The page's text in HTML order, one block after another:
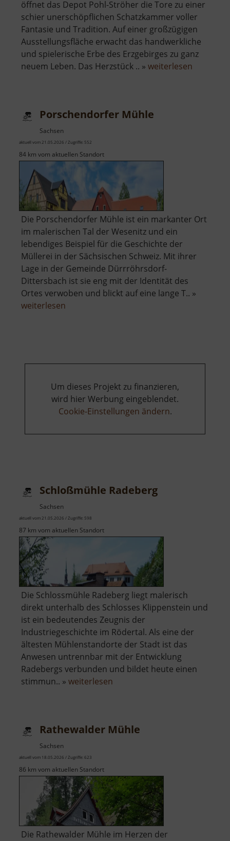
öffnet das Depot Pohl-Ströher die Tore zu einer
schier unerschöpflichen Schatzkammer voller
Fantasie und Tradition. Auf einer großzügigen
Ausstellungsfläche erwacht das handwerkliche
und spielerische Erbe des Erzgebirges zu ganz
neuem Leben. Das Herzstück .. » weiterlesen
Porschendorfer Mühle
Sachsen
aktuell vom 21.05.2026 / Zugriffe: 552
84 km vom aktuellen Standort
Die Porschendorfer Mühle ist ein markanter Ort
im malerischen Tal der Wesenitz und ein
lebendiges Beispiel für die Geschichte der
Müllerei in der Sächsischen Schweiz. Mit ihrer
Lage in der Gemeinde Dürrröhrsdorf-
Dittersbach ist sie eng mit der Identität des
Ortes verwoben und blickt auf eine lange T.. »
weiterlesen
Um dieses Projekt zu finanzieren,
wird hier Werbung eingeblendet.
Cookie-Einstellungen ändern.
Schloßmühle Radeberg
Sachsen
aktuell vom 21.05.2026 / Zugriffe: 598
87 km vom aktuellen Standort
Die Schlossmühle Radeberg liegt malerisch
direkt unterhalb des Schlosses Klippenstein und
ist ein bedeutendes Zeugnis der
Industriegeschichte im Rödertal. Als eine der
ältesten Mühlenstandorte der Stadt ist das
Anwesen untrennbar mit der Entwicklung
Radebergs verbunden und bildet heute einen
stimmun.. » weiterlesen
Rathewalder Mühle
Sachsen
aktuell vom 18.05.2026 / Zugriffe: 623
86 km vom aktuellen Standort
Die Rathewalder Mühle im Herzen der